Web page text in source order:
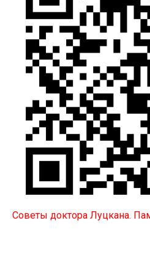
Советы доктора Луцкана.